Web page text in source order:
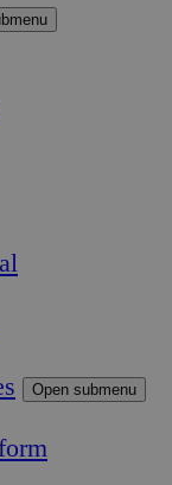
Open submenu